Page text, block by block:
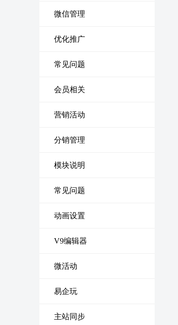
微信管理
优化推广
常见问题
会员相关
营销活动
分销管理
模块说明
常见问题
动画设置
V9编辑器
微活动
易企玩
主站同步